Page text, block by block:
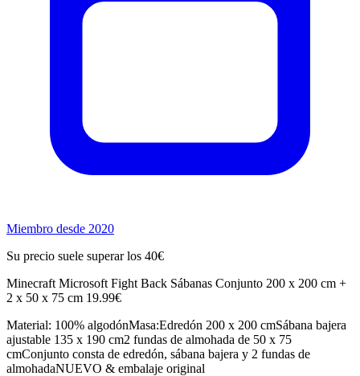
Miembro desde 2020
Su precio suele superar los 40€
Minecraft Microsoft Fight Back Sábanas Conjunto 200 x 200 cm +
2 x 50 x 75 cm 19.99€
Material: 100% algodónMasa:Edredón 200 x 200 cmSábana bajera
ajustable 135 x 190 cm2 fundas de almohada de 50 x 75
cmConjunto consta de edredón, sábana bajera y 2 fundas de
almohadaNUEVO & embalaje original